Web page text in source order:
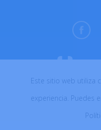
Todos los
Creado
Este sitio web utiliza
experiencia. Puedes